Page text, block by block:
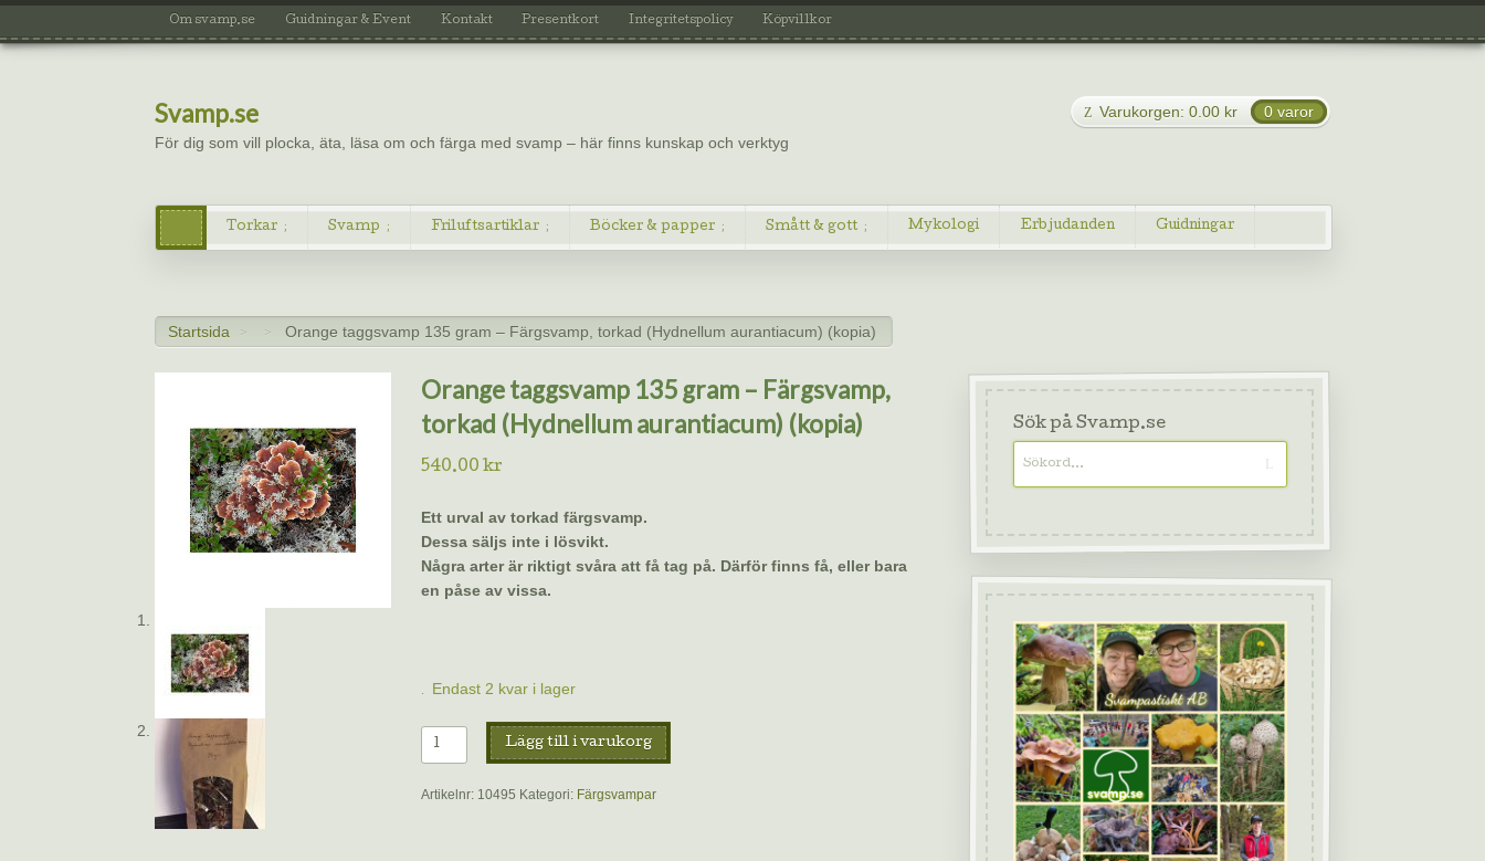
Om svamp.se Guidningar & Event Kontakt Presentkort Integritetspolicy Köpvillkor
Svamp.se
För dig som vill plocka, äta, läsa om och färga med svamp – här finns kunskap och verktyg
Varukorgen: 0.00 kr 0 varor
Torkar Svamp Friluftsartiklar Böcker & papper Smått & gott Mykologi Erbjudanden Guidningar
Startsida > > Orange taggsvamp 135 gram – Färgsvamp, torkad (Hydnellum aurantiacum) (kopia)
Orange taggsvamp 135 gram – Färgsvamp,
torkad (Hydnellum aurantiacum) (kopia)
540.00 kr
Ett urval av torkad färgsvamp.
Dessa säljs inte i lösvikt.
Några arter är riktigt svåra att få tag på. Därför finns få, eller bara
en påse av vissa.
Endast 2 kvar i lager
Orange
taggsvamp
135
Lägg till i varukorg
Artikelnr: 10495 Kategori: Färgsvampar
Sök på Svamp.se